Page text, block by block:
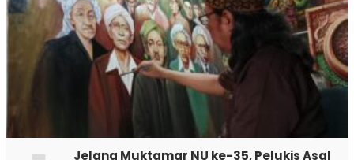
Jelang Muktamar NU ke-35, Pelukis Asal